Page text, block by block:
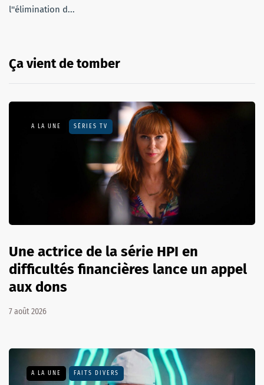
l''élimination d...
Ça vient de tomber
A LA UNE SÉRIES TV
Une actrice de la série HPI en
difficultés financières lance un appel
aux dons
7 août 2026
A LA UNE FAITS DIVERS